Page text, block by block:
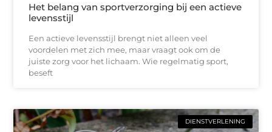
Het belang van sportverzorging bij een actieve
levensstijl
Een actieve levensstijl brengt niet alleen veel
voordelen met zich mee, maar vraagt ook om de
juiste zorg voor het lichaam. Wie regelmatig sport,
beseft
DIENSTVERLENING